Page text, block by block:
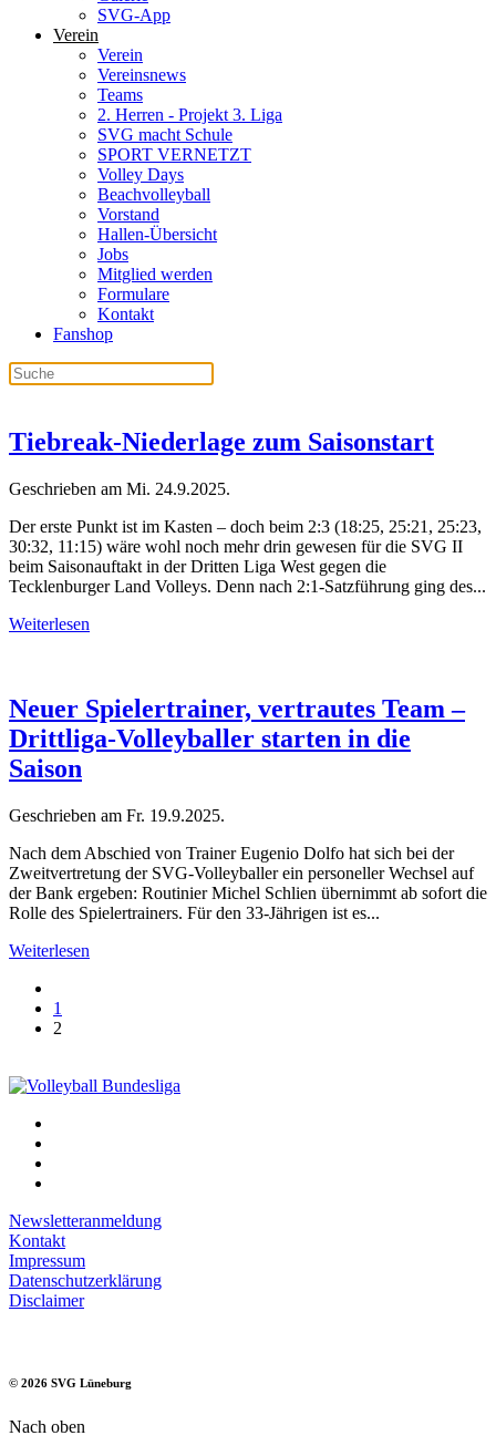
SVG-App
Verein
Verein
Vereinsnews
Teams
2. Herren - Projekt 3. Liga
SVG macht Schule
SPORT VERNETZT
Volley Days
Beachvolleyball
Vorstand
Hallen-Übersicht
Jobs
Mitglied werden
Formulare
Kontakt
Fanshop
Tiebreak-Niederlage zum Saisonstart
Geschrieben am Mi. 24.9.2025.
Der erste Punkt ist im Kasten – doch beim 2:3 (18:25, 25:21, 25:23,
30:32, 11:15) wäre wohl noch mehr drin gewesen für die SVG II
beim Saisonauftakt in der Dritten Liga West gegen die
Tecklenburger Land Volleys. Denn nach 2:1-Satzführung ging des...
Weiterlesen
Neuer Spielertrainer, vertrautes Team –
Drittliga-Volleyballer starten in die
Saison
Geschrieben am Fr. 19.9.2025.
Nach dem Abschied von Trainer Eugenio Dolfo hat sich bei der
Zweitvertretung der SVG-Volleyballer ein personeller Wechsel auf
der Bank ergeben: Routinier Michel Schlien übernimmt ab sofort die
Rolle des Spielertrainers. Für den 33-Jährigen ist es...
Weiterlesen
1
2
Newsletteranmeldung
Kontakt
Impressum
Datenschutzerklärung
Disclaimer
© 2026 SVG Lüneburg
Nach oben